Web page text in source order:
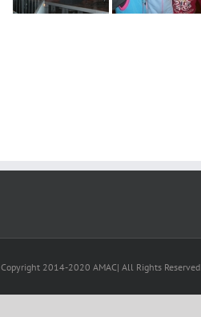
Copyright 2014-2020 AMAC| All Rights Reserved